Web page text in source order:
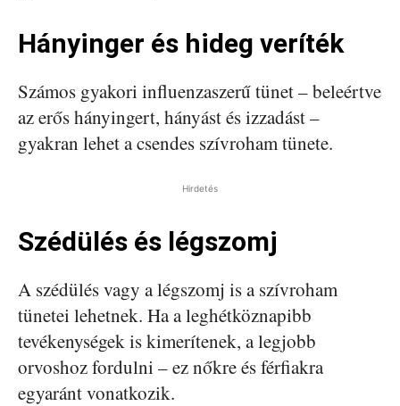
Hányinger és hideg veríték
Számos gyakori influenzaszerű tünet – beleértve
az erős hányingert, hányást és izzadást –
gyakran lehet a csendes szívroham tünete.
Hirdetés
Szédülés és légszomj
A szédülés vagy a légszomj is a szívroham
tünetei lehetnek. Ha a leghétköznapibb
tevékenységek is kimerítenek, a legjobb
orvoshoz fordulni – ez nőkre és férfiakra
egyaránt vonatkozik.